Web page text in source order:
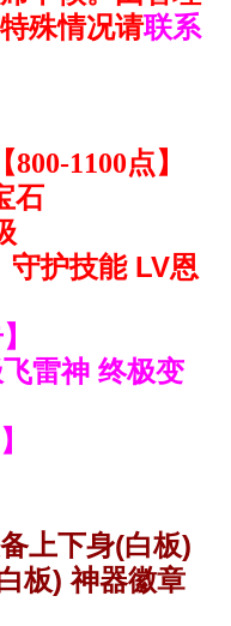
殊情况请联系
1100点】
石
守护技能 LV恩
雷神 终极变
上下身(白板)
板) 神器徽章